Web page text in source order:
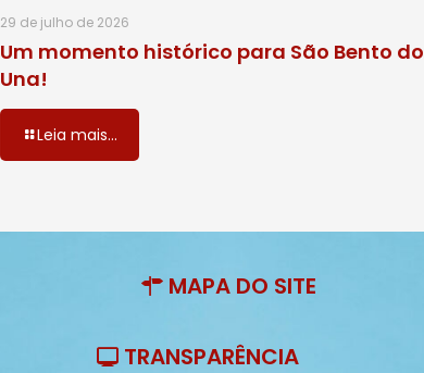
29 de julho de 2026
Um momento histórico para São Bento do
Una!
Leia mais...
MAPA DO SITE
TRANSPARÊNCIA